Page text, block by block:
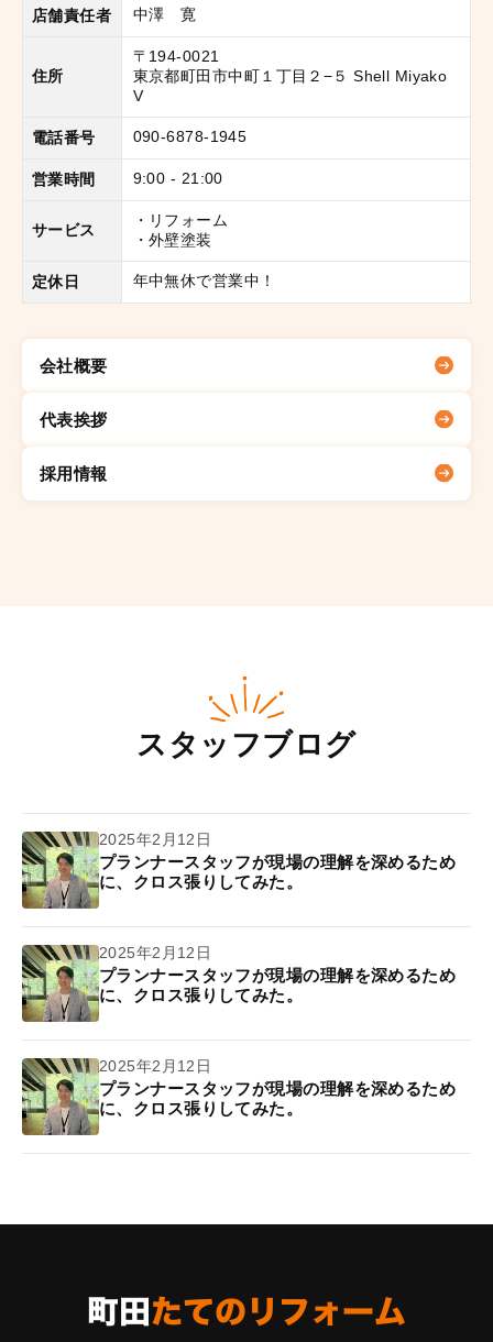
店舗責任者 中澤 寛
住所
〒194-0021
東京都町田市中町１丁目２−５ Shell Miyako
V
電話番号 090-6878-1945
営業時間 9:00 - 21:00
サービス
・リフォーム
・外壁塗装
定休日 年中無休で営業中！
会社概要
代表挨拶
採用情報
スタッフブログ
2025年2月12日
プランナースタッフが現場の理解を深めるため
に、クロス張りしてみた。
2025年2月12日
プランナースタッフが現場の理解を深めるため
に、クロス張りしてみた。
2025年2月12日
プランナースタッフが現場の理解を深めるため
に、クロス張りしてみた。